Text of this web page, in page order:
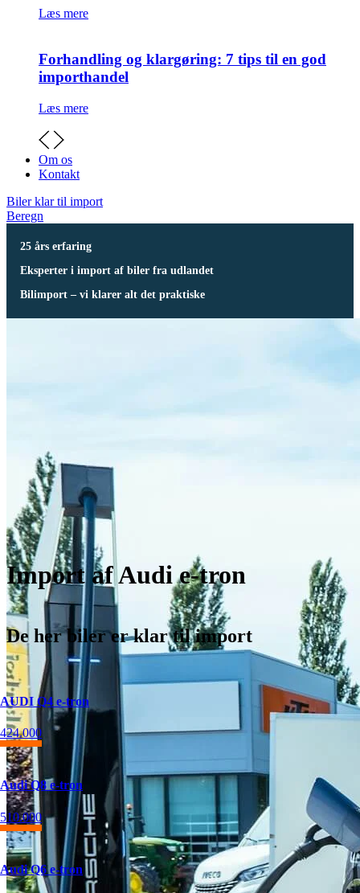
Læs mere
Forhandling og klargøring: 7 tips til en god
importhandel
Læs mere
Om os
Kontakt
Biler klar til import
Beregn
25 års erfaring
Eksperter i import af biler fra udlandet
Bilimport – vi klarer alt det praktiske
Import af Audi e-tron
De her biler er klar til import
AUDI Q4 e-tron
424.000
Audi Q8 e-tron
510.000
Audi Q6 e-tron